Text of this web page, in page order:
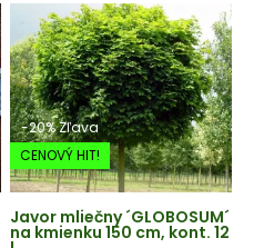
-20% Zľava
CENOVÝ HIT!
Javor mliečny ´GLOBOSUM´
na kmienku 150 cm, kont. 12